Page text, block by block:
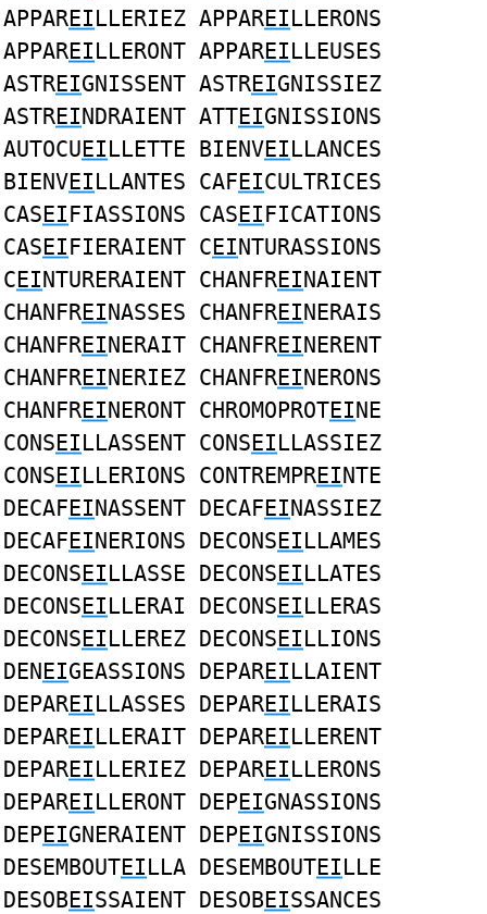
APPAREILLERIEZ APPAREILLERONS
APPAREILLERONT APPAREILLEUSES
ASTREIGNISSENT ASTREIGNISSIEZ
ASTREINDRAIENT ATTEIGNISSIONS
AUTOCUEILLETTE BIENVEILLANCES
BIENVEILLANTES CAFEICULTRICES
CASEIFIASSIONS CASEIFICATIONS
CASEIFIERAIENT CEINTURASSIONS
CEINTURERAIENT CHANFREINAIENT
CHANFREINASSES CHANFREINERAIS
CHANFREINERAIT CHANFREINERENT
CHANFREINERIEZ CHANFREINERONS
CHANFREINERONT CHROMOPROTEINE
CONSEILLASSENT CONSEILLASSIEZ
CONSEILLERIONS CONTREMPREINTE
DECAFEINASSENT DECAFEINASSIEZ
DECAFEINERIONS DECONSEILLAMES
DECONSEILLASSE DECONSEILLATES
DECONSEILLERAI DECONSEILLERAS
DECONSEILLEREZ DECONSEILLIONS
DENEIGEASSIONS DEPAREILLAIENT
DEPAREILLASSES DEPAREILLERAIS
DEPAREILLERAIT DEPAREILLERENT
DEPAREILLERIEZ DEPAREILLERONS
DEPAREILLERONT DEPEIGNASSIONS
DEPEIGNERAIENT DEPEIGNISSIONS
DESEMBOUTEILLA DESEMBOUTEILLE
DESOBEISSAIENT DESOBEISSANCES